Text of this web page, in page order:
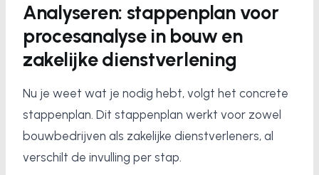
Analyseren: stappenplan voor
procesanalyse in bouw en
zakelijke dienstverlening
Nu je weet wat je nodig hebt, volgt het concrete
stappenplan. Dit stappenplan werkt voor zowel
bouwbedrijven als zakelijke dienstverleners, al
verschilt de invulling per stap.